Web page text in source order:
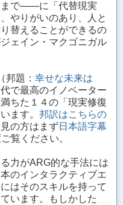
まで——に「代替現実
やりがいのあり、人と
替えることができるの
ェイン・マクゴニガル
邦題： 幸せな未来は
で最高のイノベーター
ちた１４の「現実修復
ます。 邦訳はこちらの
の方はまず日本語字幕
覧ください。
力がARG的な手法には
のインタラクティブエ
はそのスキルを持って
います。もしかした